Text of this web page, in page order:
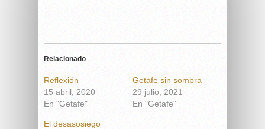
Relacionado
Reflexión
15 abril, 2020
En "Getafe"
Getafe sin sombra
29 julio, 2021
En "Getafe"
El desasosiego